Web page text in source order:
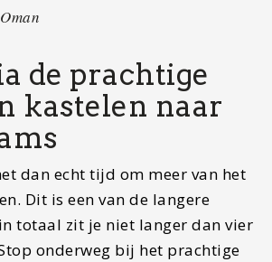
de prachtige
kastelen naar
dan echt tijd om meer van het
Dit is een van de langere
totaal zit je niet langer dan vier
onderweg bij het prachtige